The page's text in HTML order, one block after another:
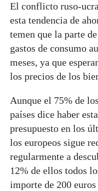
El conflicto ruso-
esta tendencia de
temen que la parte
gastos de consumo
meses, ya que
los precios de los
Aunque el 75% de
países dice haber
presupuesto en los
los europeos sigue
regularmente a
12% de ellos todos
importe de 200 euros